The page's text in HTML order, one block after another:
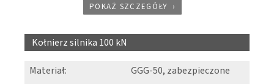
POKAŻ SZCZEGÓŁY
Kołnierz silnika 100 kN
Materiał:
GGG-50, zabezpieczone